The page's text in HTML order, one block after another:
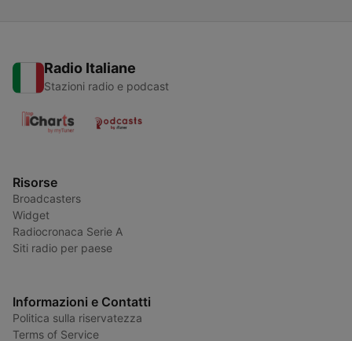
Radio Italiane
Stazioni radio e podcast
Risorse
Broadcasters
Widget
Radiocronaca Serie A
Siti radio per paese
Informazioni e Contatti
Politica sulla riservatezza
Terms of Service